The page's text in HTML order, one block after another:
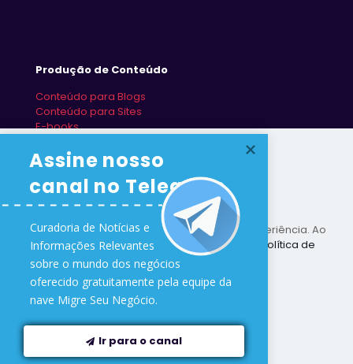
Produção de Conteúdo
Conteúdo para Blogs
Conteúdo para Sites
E-books
Desenvolvido na nave Migre Seu Negócio
Este site utiliza cookies para melhorar sua experiência. Ao
utilizar este site você concorda com nossa
Política de
Proteção de Dados
Ler mais
Aceitar tudo
Assine nosso
canal no Telegram
Curadoria de Notícias e
Informações Relevantes
sobre o mundo dos negócios
oferecido gratuitamente pela equipe da
nave Migre Seu Negócio.
Ir para o canal